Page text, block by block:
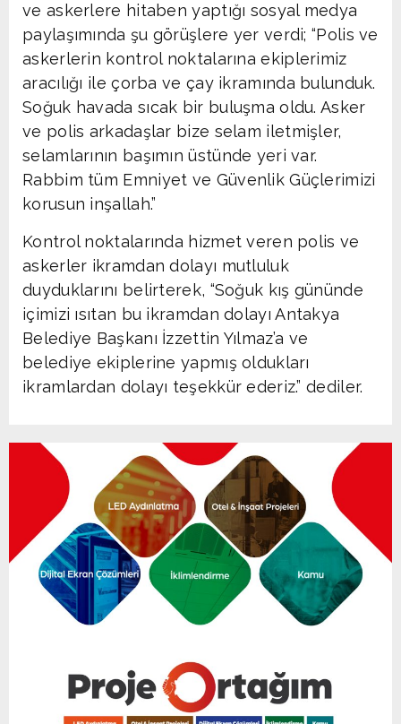
ve askerlere hitaben yaptığı sosyal medya
paylaşımında şu görüşlere yer verdi; “Polis ve
askerlerin kontrol noktalarına ekiplerimiz
aracılığı ile çorba ve çay ikramında bulunduk.
Soğuk havada sıcak bir buluşma oldu. Asker
ve polis arkadaşlar bize selam iletmişler,
selamlarının başımın üstünde yeri var.
Rabbim tüm Emniyet ve Güvenlik Güçlerimizi
korusun inşallah.”
Kontrol noktalarında hizmet veren polis ve
askerler ikramdan dolayı mutluluk
duyduklarını belirterek, “Soğuk kış gününde
içimizi ısıtan bu ikramdan dolayı Antakya
Belediye Başkanı İzzettin Yılmaz’a ve
belediye ekiplerine yapmış oldukları
ikramlardan dolayı teşekkür ederiz.” dediler.